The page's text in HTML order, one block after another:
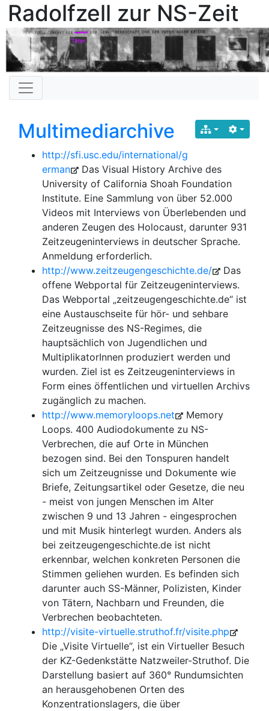
Radolfzell zur NS-Zeit
Multimediarchive
http://sfi.usc.edu/international/g
erman
Das Visual History Archive des
University of California Shoah Foundation
Institute. Eine Sammlung von über 52.000
Videos mit Interviews von Überlebenden und
anderen Zeugen des Holocaust, darunter 931
Zeitzeugeninterviews in deutscher Sprache.
Anmeldung erforderlich.
http://www.zeitzeugengeschichte.de/
Das
offene Webportal für Zeitzeugeninterviews.
Das Webportal „zeitzeugengeschichte.de“ ist
eine Austauschseite für hör- und sehbare
Zeitzeugnisse des NS-Regimes, die
hauptsächlich von Jugendlichen und
MultiplikatorInnen produziert werden und
wurden. Ziel ist es Zeitzeugeninterviews in
Form eines öffentlichen und virtuellen Archivs
zugänglich zu machen.
http://www.memoryloops.net
Memory
Loops. 400 Audiodokumente zu NS-
Verbrechen, die auf Orte in München
bezogen sind. Bei den Tonspuren handelt
sich um Zeitzeugnisse und Dokumente wie
Briefe, Zeitungsartikel oder Gesetze, die neu
- meist von jungen Menschen im Alter
zwischen 9 und 13 Jahren - eingesprochen
und mit Musik hinterlegt wurden. Anders als
bei zeitzeugengeschichte.de ist nicht
erkennbar, welchen konkreten Personen die
Stimmen geliehen wurden. Es befinden sich
darunter auch SS-Männer, Polizisten, Kinder
von Tätern, Nachbarn und Freunden, die
Verbrechen beobachteten.
http://visite-virtuelle.struthof.fr/visite.php
Die „Visite Virtuelle“, ist ein Virtueller Besuch
der KZ-Gedenkstätte Natzweiler-Struthof. Die
Darstellung basiert auf 360° Rundumsichten
an herausgehobenen Orten des
Konzentrationslagers, die über